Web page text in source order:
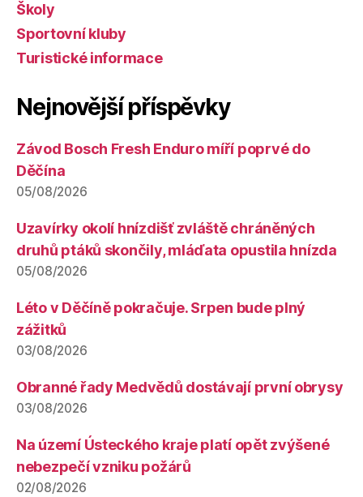
Školy
Sportovní kluby
Turistické informace
Nejnovější příspěvky
Závod Bosch Fresh Enduro míří poprvé do
Děčína
05/08/2026
Uzavírky okolí hnízdišť zvláště chráněných
druhů ptáků skončily, mláďata opustila hnízda
05/08/2026
Léto v Děčíně pokračuje. Srpen bude plný
zážitků
03/08/2026
Obranné řady Medvědů dostávají první obrysy
03/08/2026
Na území Ústeckého kraje platí opět zvýšené
nebezpečí vzniku požárů
02/08/2026